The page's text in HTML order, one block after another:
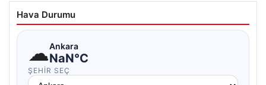
Hava Durumu
☁Ankara
NaN°C
ŞEHIR SEÇ